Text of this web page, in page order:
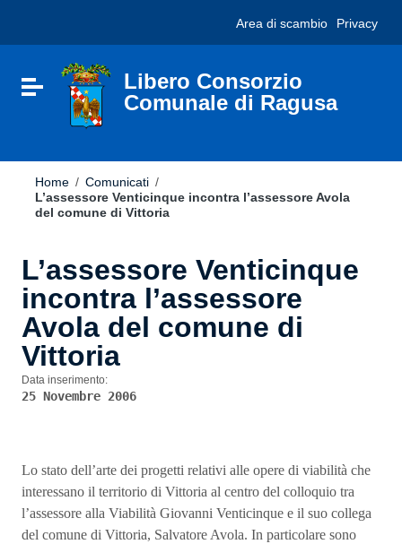
sito
include
Vai al footer
Area di scambio Privacy
Attiva / disattiva la navigazione
Libero Consorzio
Comunale di Ragusa
Home / Comunicati /
L’assessore Venticinque incontra l’assessore Avola
del comune di Vittoria
L’assessore Venticinque
incontra l’assessore
Avola del comune di
Vittoria
Data inserimento:
25 Novembre 2006
Lo stato dell’arte dei progetti relativi alle opere di viabilità che
interessano il territorio di Vittoria al centro del colloquio tra
l’assessore alla Viabilità Giovanni Venticinque e il suo collega
del comune di Vittoria, Salvatore Avola. In particolare sono